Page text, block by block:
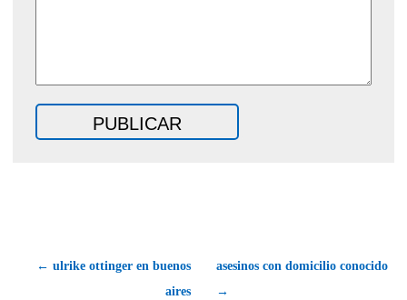
← ulrike ottinger en buenos
aires
asesinos con domicilio conocido
→